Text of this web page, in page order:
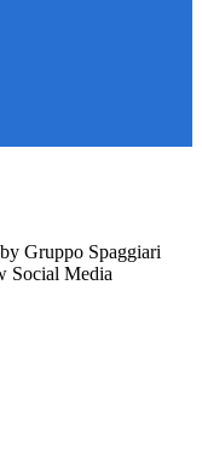
Gruppo Spaggiari
Social Media